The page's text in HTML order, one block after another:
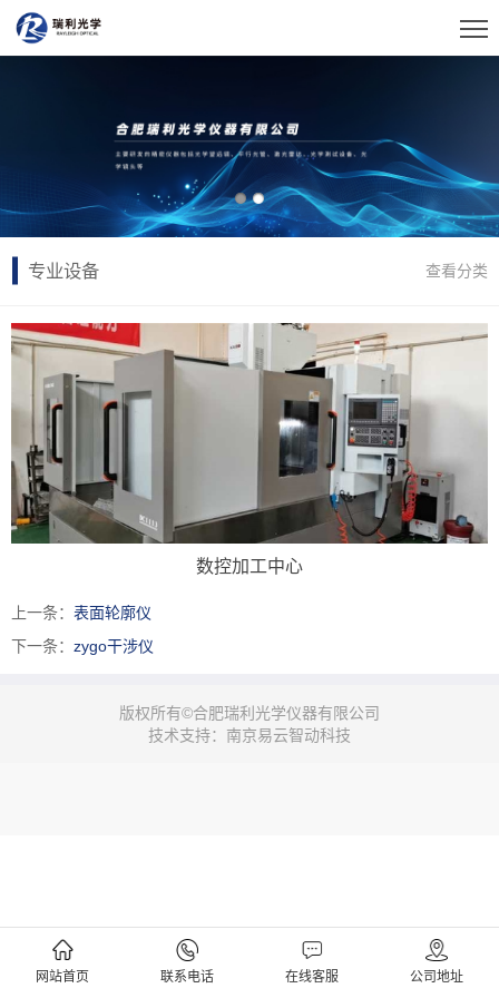
专业设备 查看分类
数控加工中心
上一条： 表面轮廓仪
下一条： zygo干涉仪
版权所有©合肥瑞利光学仪器有限公司
技术支持：南京易云智动科技
网站首页 联系电话 在线客服 公司地址